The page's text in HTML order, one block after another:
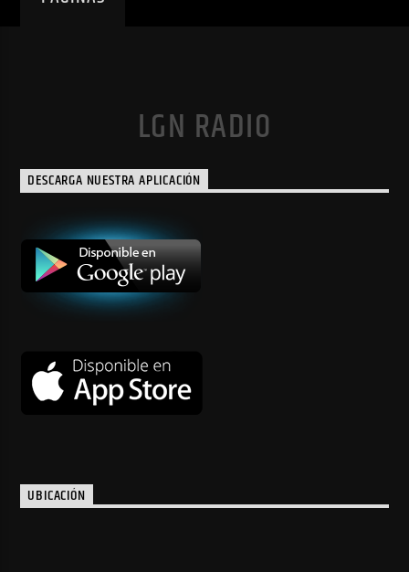
LGN RADIO
DESCARGA NUESTRA APLICACIÓN
UBICACIÓN